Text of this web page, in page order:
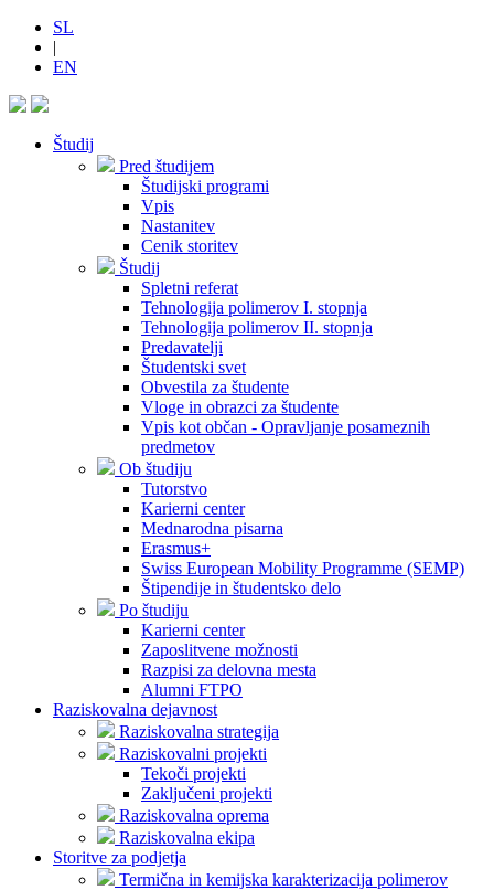
SL
|
EN
Študij
Pred študijem
Študijski programi
Vpis
Nastanitev
Cenik storitev
Študij
Spletni referat
Tehnologija polimerov I. stopnja
Tehnologija polimerov II. stopnja
Predavatelji
Študentski svet
Obvestila za študente
Vloge in obrazci za študente
Vpis kot občan - Opravljanje posameznih
predmetov
Ob študiju
Tutorstvo
Karierni center
Mednarodna pisarna
Erasmus+
Swiss European Mobility Programme (SEMP)
Štipendije in študentsko delo
Po študiju
Karierni center
Zaposlitvene možnosti
Razpisi za delovna mesta
Alumni FTPO
Raziskovalna dejavnost
Raziskovalna strategija
Raziskovalni projekti
Tekoči projekti
Zaključeni projekti
Raziskovalna oprema
Raziskovalna ekipa
Storitve za podjetja
Termična in kemijska karakterizacija polimerov